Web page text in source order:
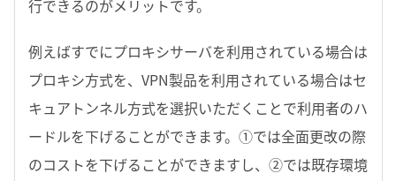
行できるのがメリットです。
例えばすでにプロキシサーバを利用されている場合は
プロキシ方式を、VPN製品を利用されている場合はセ
キュアトンネル方式を選択いただくことで利用者のハ
ードルを下げることができます。①では全面更改の際
のコストを下げることができますし、②では既存環境